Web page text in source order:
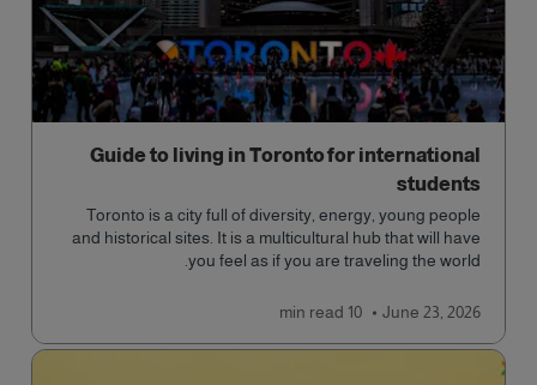
Guide to living in Toronto for international
students
Toronto is a city full of diversity, energy, young people
and historical sites. It is a multicultural hub that will have
you feel as if you are traveling the world.
June 23, 2026
10 min
read